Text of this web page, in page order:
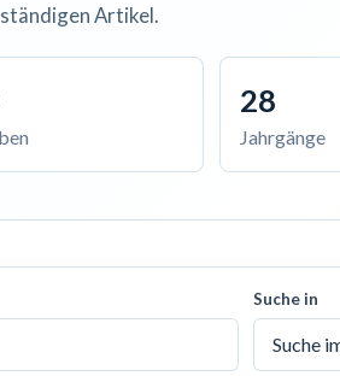
Artikel.
28
Jahrgänge
Suche in